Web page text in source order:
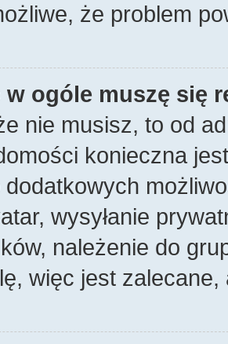
że problem
w ogóle muszę się
nie musisz, to od
konieczna
dodatkowych
wysyłanie
należenie do
więc jest zalecane,